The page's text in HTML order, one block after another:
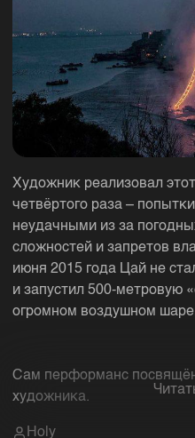
Художник реализовал
четвёртого раза –
неудачными из за
сложностей и запретов
июня 2015 года Цай не
и запустил 500-метровую
огромном воздушном
Сам перформанс
художника.
Holy